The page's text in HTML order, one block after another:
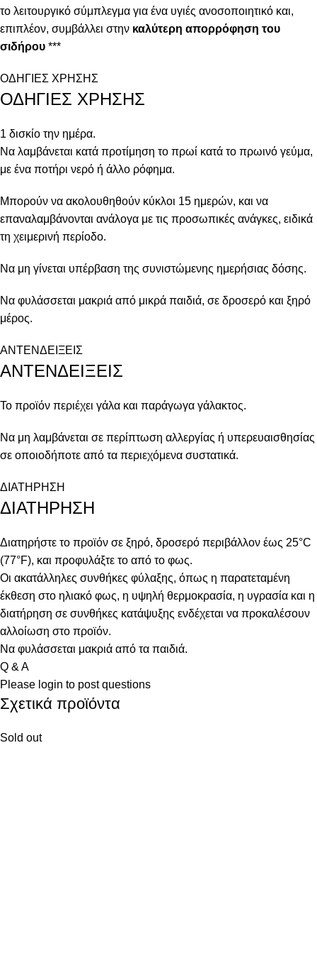
το λειτουργικό σύμπλεγμα για ένα υγιές ανοσοποιητικό και,
επιπλέον, συμβάλλει στην καλύτερη απορρόφηση του
σιδήρου ***
ΟΔΗΓΙΕΣ ΧΡΗΣΗΣ
ΟΔΗΓΙΕΣ ΧΡΗΣΗΣ
1 δισκίο την ημέρα.
Να λαμβάνεται κατά προτίμηση το πρωί κατά το πρωινό γεύμα,
με ένα ποτήρι νερό ή άλλο ρόφημα.
Μπορούν να ακολουθηθούν κύκλοι 15 ημερών, και να
επαναλαμβάνονται ανάλογα με τις προσωπικές ανάγκες, ειδικά
τη χειμερινή περίοδο.
Να μη γίνεται υπέρβαση της συνιστώμενης ημερήσιας δόσης.
Να φυλάσσεται μακριά από μικρά παιδιά, σε δροσερό και ξηρό
μέρος.
ΑΝΤΕΝΔΕΙΞΕΙΣ
ΑΝΤΕΝΔΕΙΞΕΙΣ
Το προϊόν περιέχει γάλα και παράγωγα γάλακτος.
Να μη λαμβάνεται σε περίπτωση αλλεργίας ή υπερευαισθησίας
σε οποιοδήποτε από τα περιεχόμενα συστατικά.
ΔΙΑΤΗΡΗΣΗ
ΔΙΑΤΗΡΗΣΗ
Διατηρήστε το προϊόν σε ξηρό, δροσερό περιβάλλον έως 25°C
(77°F), και προφυλάξτε το από το φως.
Οι ακατάλληλες συνθήκες φύλαξης, όπως η παρατεταμένη
έκθεση στο ηλιακό φως, η υψηλή θερμοκρασία, η υγρασία και η
διατήρηση σε συνθήκες κατάψυξης ενδέχεται να προκαλέσουν
αλλοίωση στο προϊόν.
Να φυλάσσεται μακριά από τα παιδιά.
Q & A
Please login to post questions
Σχετικά προϊόντα
Sold out